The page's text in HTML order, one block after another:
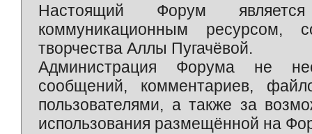
Настоящий Форум является
коммуникационным ресурсом,
творчества Аллы Пугачёвой.
Администрация Форума не
сообщений, комментариев,
пользователями, а также за
использования размещённой на